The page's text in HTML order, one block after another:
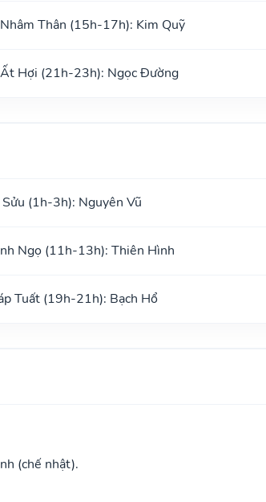
Nhâm Thân (15h-17h): Kim Quỹ
Ất Hợi (21h-23h): Ngọc Đường
(1h-3h): Nguyên Vũ
Ngọ (11h-13h): Thiên Hình
Tuất (19h-21h): Bạch Hổ
(chế nhật).